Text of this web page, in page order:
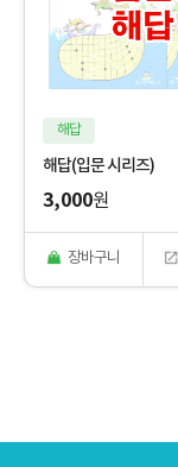
해답
해답(입문 시리즈)
3,000원
장바구니